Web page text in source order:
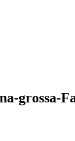
grossa-